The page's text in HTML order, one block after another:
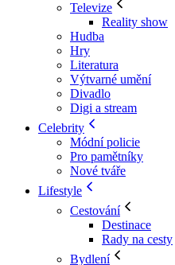
Televize
Reality show
Hudba
Hry
Literatura
Výtvarné umění
Divadlo
Digi a stream
Celebrity
Módní policie
Pro pamětníky
Nové tváře
Lifestyle
Cestování
Destinace
Rady na cesty
Bydlení